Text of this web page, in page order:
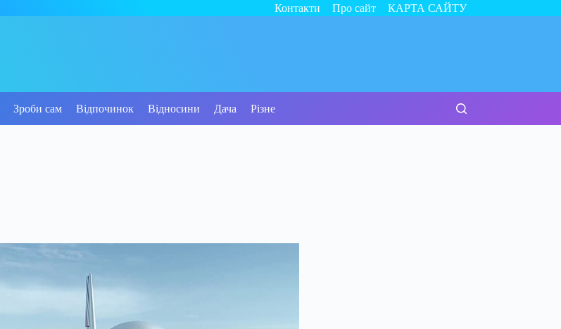
Контакти Про сайт КАРТА САЙТУ
Зроби сам Відпочинок Відносини Дача Різне